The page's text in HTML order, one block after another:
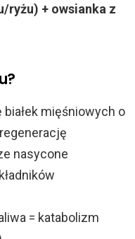
ryżu) + owsianka z
mięśniowych o
nasycone
= katabolizm